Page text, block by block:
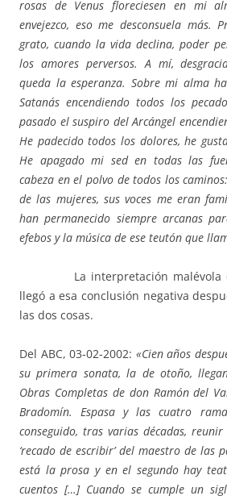
rosas de Venus floreciesen en mi
envejezco, eso me desconsuela más.
grato, cuando la vida declina, poder
los amores perversos. A mí,
queda la esperanza. Sobre mi alma
Satanás encendiendo todos los
pasado el suspiro del Arcángel
He padecido todos los dolores, he
He apagado mi sed en todas las
cabeza en el polvo de todos los
de las mujeres, sus voces me eran
han permanecido siempre arcanas
efebos y la música de ese teutón que
La interpretación malévola
llegó a esa conclusión negativa
las dos cosas.
Del ABC, 03-02-2002: «Cien años
su primera sonata, la de otoño,
Obras Completas de don Ramón del
Bradomín. Espasa y las cuatro
conseguido, tras varias décadas,
‘recado de escribir’ del maestro de las
está la prosa y en el segundo hay
cuentos […] Cuando se cumple un